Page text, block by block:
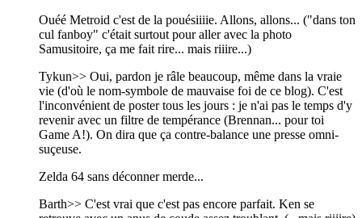
Ouéé Metroid c'est de la pouésiiiie. Allons, allons... ("dans ton
cul fanboy" c'était surtout pour aller avec la photo
Samusitoire, ça me fait rire... mais riiire...)
Tykun>> Oui, pardon je râle beaucoup, même dans la vraie
vie (d'où le nom-symbole de mauvaise foi de ce blog). C'est
l'inconvénient de poster tous les jours : je n'ai pas le temps d'y
revenir avec un filtre de tempérance (Brennan... pour toi
Game A!). On dira que ça contre-balance une presse omni-
suçeuse.
Zelda 64 sans déconner merde...
Barth>> C'est vrai que c'est pas encore parfait. Ken se